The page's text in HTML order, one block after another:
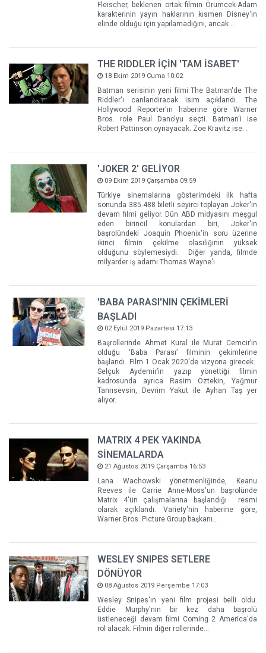
Fleischer, beklenen ortak filmin Örümcek-Adam
karakterinin yayın haklarının kısmen Disney'in
elinde olduğu için yapılamadığını, ancak ...
THE RIDDLER İÇİN 'TAM İSABET'
18 Ekim 2019 Cuma 10:02
Batman serisinin yeni filmi The Batman'de The
Riddler'ı canlandıracak isim açıklandı. The
Hollywood Reporter'ın haberine göre Warner
Bros. role Paul Dano'yu seçti. Batman'i ise
Robert Pattinson oynayacak. Zoe Kravitz ise...
'JOKER 2' GELİYOR
09 Ekim 2019 Çarşamba 09:59
Türkiye sinemalarına gösterimdeki ilk hafta
sonunda 385.488 biletli seyirci toplayan Joker'in
devam filmi geliyor. Dün ABD midyasını meşgul
eden birincil konulardan biri, Joker'in
başrolündeki Joaquin Phoenix'in soru üzerine
ikinci filmin çekilme olasılığının yüksek
olduğunu söylemesiydi. Diğer yanda, filmde
milyarder iş adamı Thomas Wayne'ı
'BABA PARASI'NIN ÇEKİMLERİ
BAŞLADI
02 Eylül 2019 Pazartesi 17:13
Başrollerinde Ahmet Kural ile Murat Cemcir’in
olduğu ‘Baba Parası’ filminin çekimlerine
başlandı. Film 1 Ocak 2020'de vizyona girecek.
Selçuk Aydemir’in yazıp yönettiği filmin
kadrosunda ayrıca Rasim Öztekin, Yağmur
Tanrısevsin, Devrim Yakut ile Ayhan Taş yer
alıyor.
MATRIX 4 PEK YAKINDA
SİNEMALARDA
21 Ağustos 2019 Çarşamba 16:53
Lana Wachowski yönetmenliğinde, Keanu
Reeves ile Carrie Anne-Moss'un başrolünde
Matrix 4'ün çalışmalarına başlandığı resmi
olarak açıklandı. Variety'nin haberine göre,
Warner Bros. Picture Group başkanı...
WESLEY SNIPES SETLERE
DÖNÜYOR
08 Ağustos 2019 Perşembe 17:03
Wesley Snipes'ın yeni film projesi belli oldu.
Eddie Murphy'nin bir kez daha başrolü
üstleneceği devam filmi Coming 2 America'da
rol alacak. Filmin diğer rollerinde...